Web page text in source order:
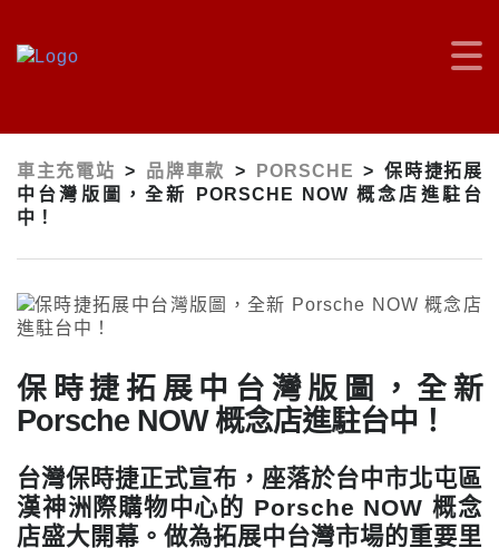
車主充電站 > 品牌車款 > PORSCHE > 保時捷拓展
中台灣版圖，全新 PORSCHE NOW 概念店進駐台
中！
保時捷拓展中台灣版圖，全新
Porsche NOW 概念店進駐台中！
台灣保時捷正式宣布，座落於台中市北屯區
漢神洲際購物中心的 Porsche NOW 概念
店盛大開幕。做為拓展中台灣市場的重要里